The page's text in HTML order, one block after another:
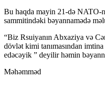
Bu haqda mayin 21-də NATO-
sammitindəki bəyannamədə
“Biz Rsuiyanın Abxaziya və
dövlət kimi tanımasından
edəcəyik ” deyilir həmin
Məhəmməd